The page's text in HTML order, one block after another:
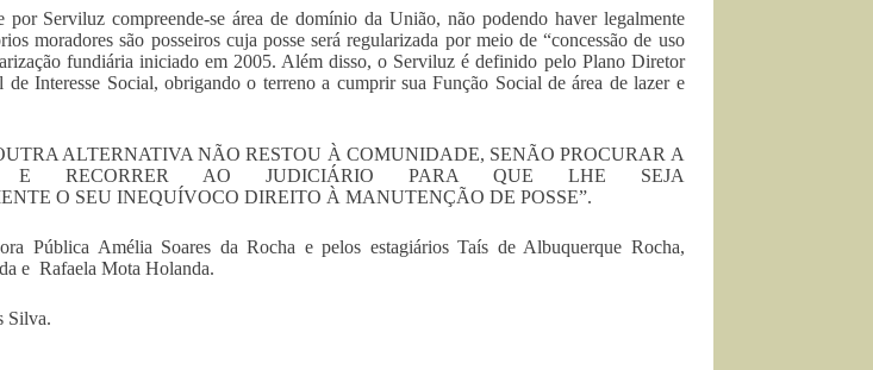
por Serviluz compreende-se área de domínio da União, não podendo haver legalmente
moradores são posseiros cuja posse será regularizada por meio de “concessão de uso
fundiária iniciado em 2005. Além disso, o Serviluz é definido pelo Plano Diretor
de Interesse Social, obrigando o terreno a cumprir sua Função Social de área de lazer e
ALTERNATIVA NÃO RESTOU À COMUNIDADE, SENÃO PROCURAR A
E RECORRER AO JUDICIÁRIO PARA QUE LHE SEJA
O SEU INEQUÍVOCO DIREITO À MANUTENÇÃO DE POSSE”.
Pública Amélia Soares da Rocha e pelos estagiários Taís de Albuquerque Rocha,
e Rafaela Mota Holanda.
Silva.